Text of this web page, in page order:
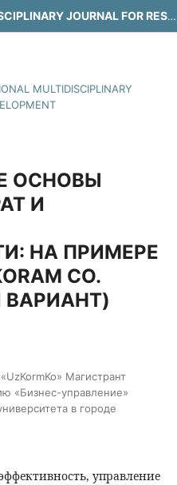
INTERNATIONAL MULTIDISCIPLINARY JOURNAL FOR RESEARCH & DEVELOPMENT
MULTIDISCIPLINARY
ОСНОВЫ
И
НА ПРИМЕРЕ
CO.
Магистрант
«Бизнес-управление»
в городе
управление